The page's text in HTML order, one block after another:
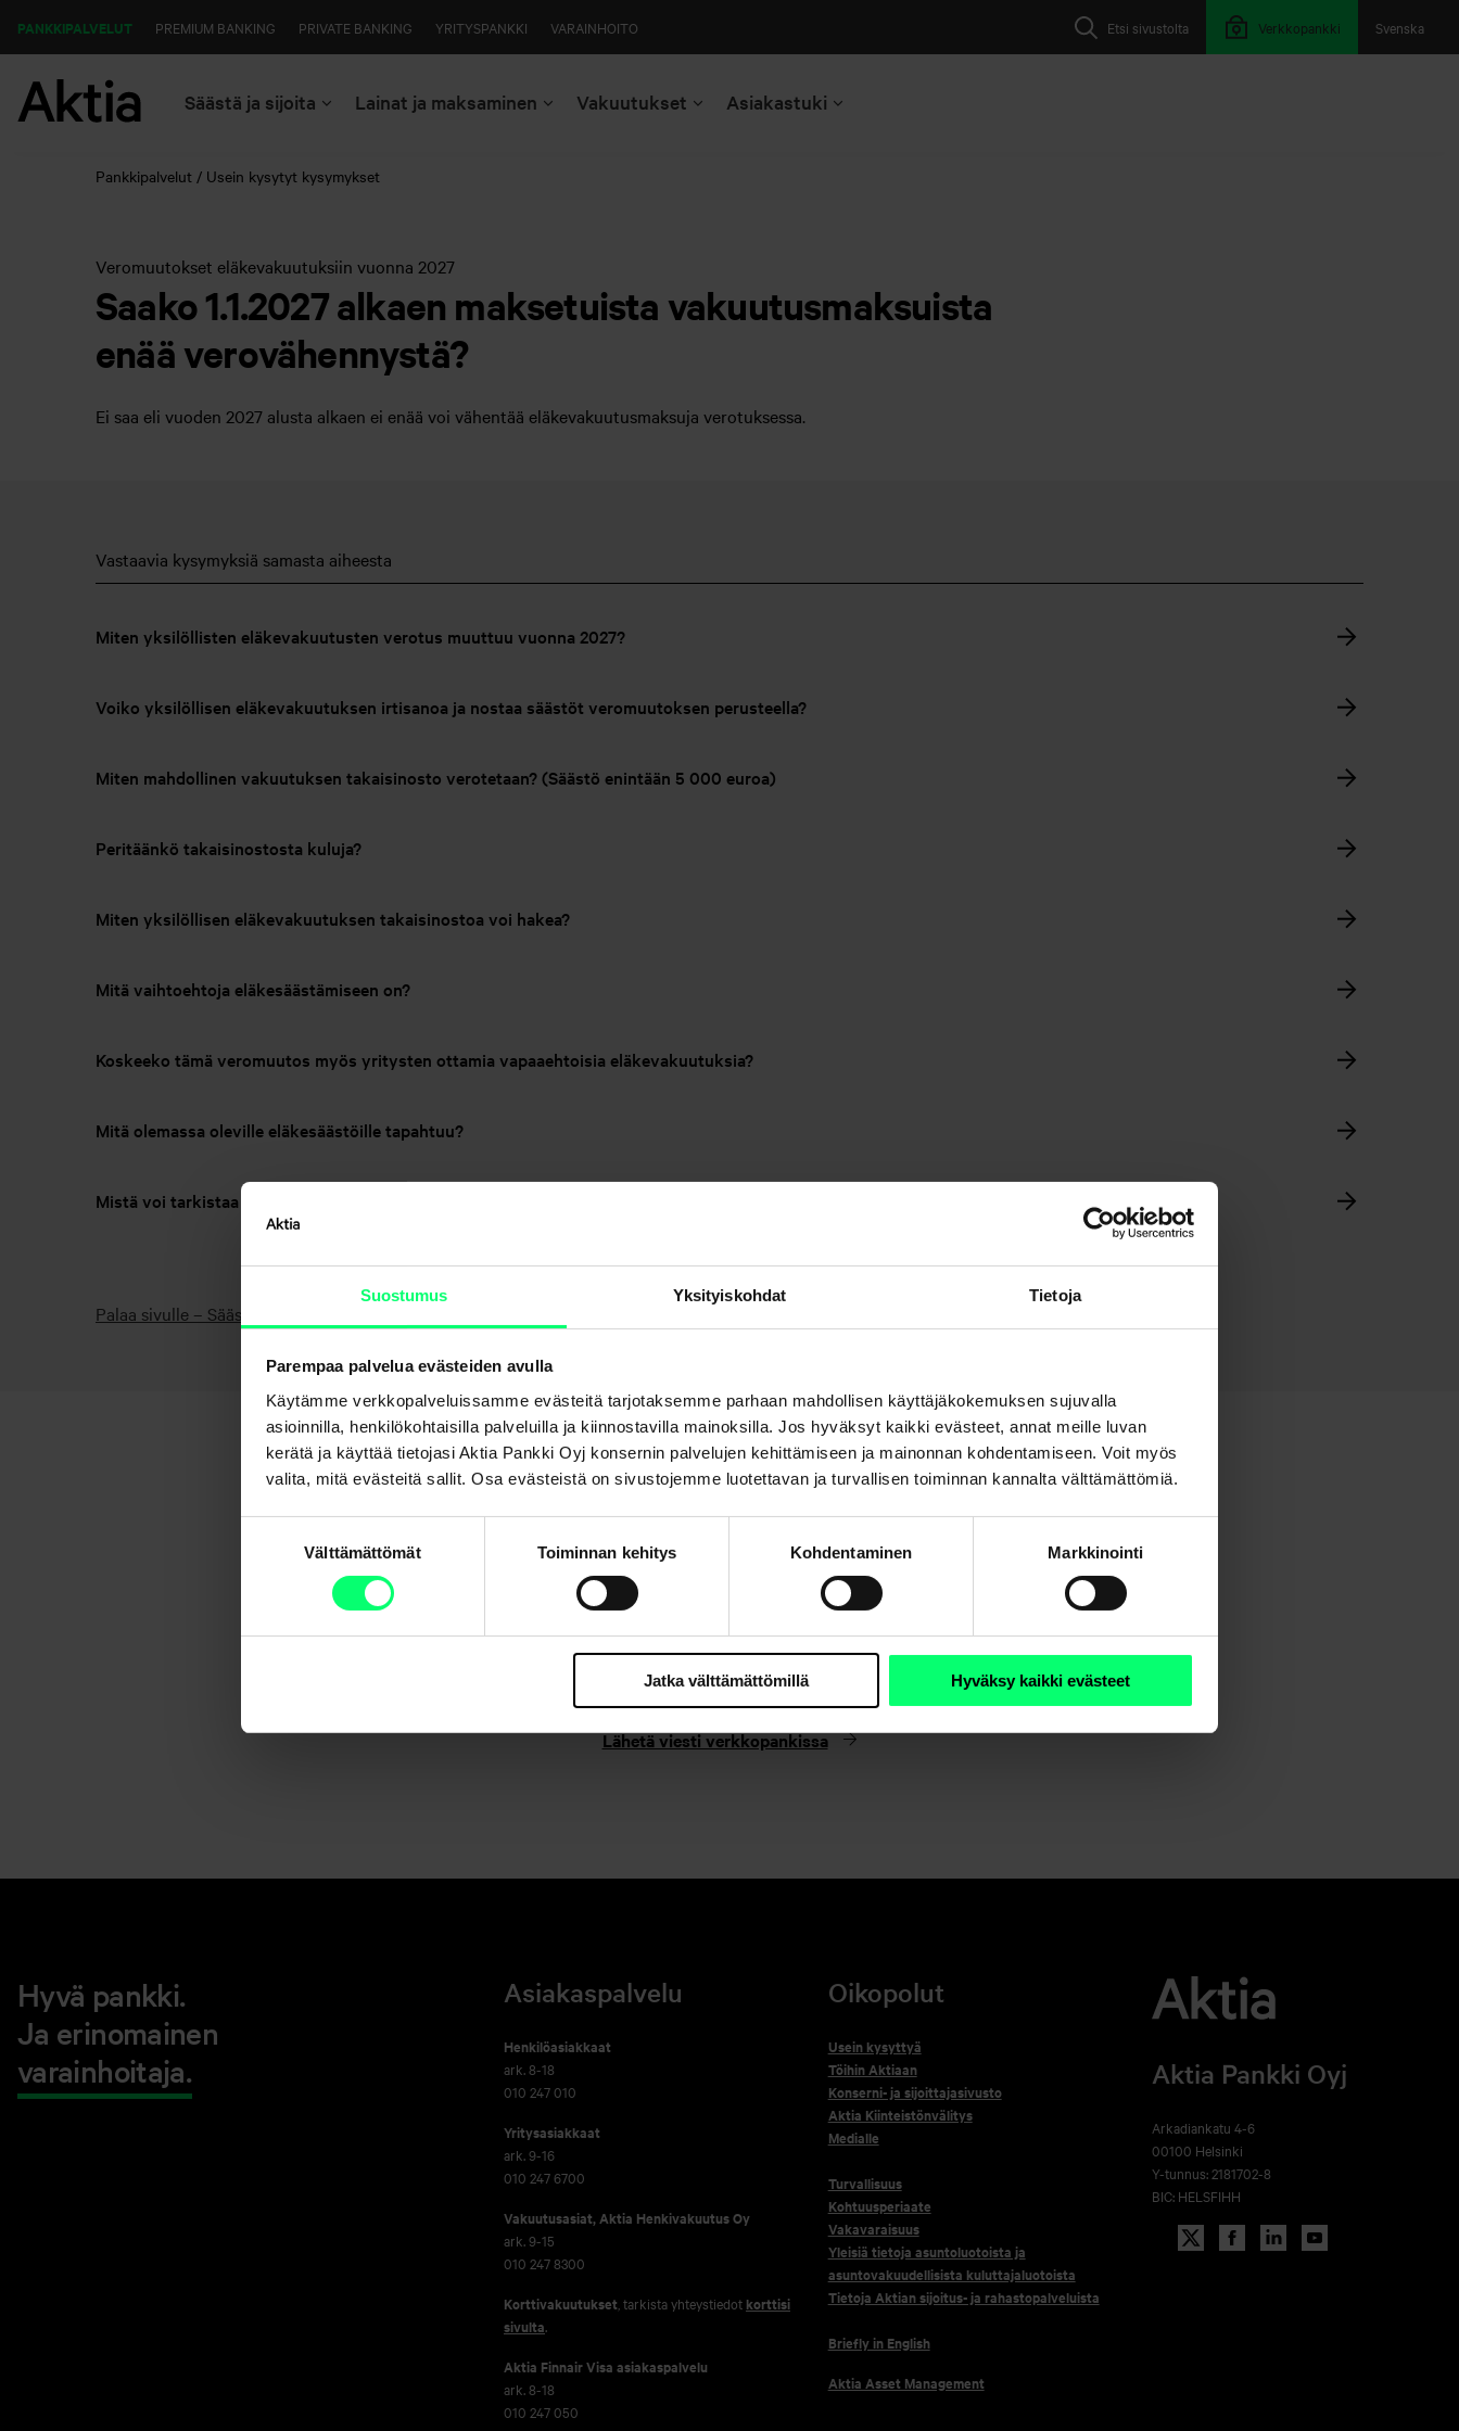
Suostumus Yksityiskohdat Tietoja
Parempaa palvelua evästeiden avulla
Käytämme verkkopalveluissamme evästeitä tarjotaksemme parhaan mahdollisen käyttäjäkokemuksen sujuvalla
asioinnilla, henkilökohtaisilla palveluilla ja kiinnostavilla mainoksilla. Jos hyväksyt kaikki evästeet, annat meille luvan
kerätä ja käyttää tietojasi Aktia Pankki Oyj konsernin palvelujen kehittämiseen ja mainonnan kohdentamiseen. Voit myös
valita, mitä evästeitä sallit. Osa evästeistä on sivustojemme luotettavan ja turvallisen toiminnan kannalta välttämättömiä.
Välttämättömät Toiminnan kehitys Kohdentaminen Markkinointi
Jatka välttämättömillä Hyväksy kaikki evästeet
Svenska
Etsi sivustolta Verkkopankki
PANKKIPALVELUT PREMIUM BANKING PRIVATE BANKING YRITYSPANKKI VARAINHOITO
Säästä ja sijoita Lainat ja maksaminen Vakuutukset Asiakastuki
Pankkipalvelut Usein kysytyt kysymykset
Veromuutokset eläkevakuutuksiin vuonna 2027
Saako 1.1.2027 alkaen maksetuista vakuutusmaksuista
enää verovähennystä?
Ei saa eli vuoden 2027 alusta alkaen ei enää voi vähentää eläkevakuutusmaksuja verotuksessa.
Vastaavia kysymyksiä samasta aiheesta
Miten yksilöllisten eläkevakuutusten verotus muuttuu vuonna 2027?
Voiko yksilöllisen eläkevakuutuksen irtisanoa ja nostaa säästöt veromuutoksen perusteella?
Miten mahdollinen vakuutuksen takaisinosto verotetaan? (Säästö enintään 5 000 euroa)
Peritäänkö takaisinostosta kuluja?
Miten yksilöllisen eläkevakuutuksen takaisinostoa voi hakea?
Mitä vaihtoehtoja eläkesäästämiseen on?
Koskeeko tämä veromuutos myös yritysten ottamia vapaaehtoisia eläkevakuutuksia?
Mitä olemassa oleville eläkesäästöille tapahtuu?
Mistä voi tarkistaa eläkevakuutuksen tilanteen?
Palaa sivulle – Säästäminen ja sijoittaminen
Etkö löydä etsimääsi?
Asiakaspalvelu
Lähetä viesti verkkopankissa
Hyvä pankki.
Ja erinomainen
varainhoitaja.
Asiakaspalvelu
Henkilöasiakkaat
ark. 8-18
010 247 010
Yritysasiakkaat
ark. 9-16
010 247 6700
Vakuutusasiat, Aktia Henkivakuutus Oy
ark. 9-15
010 247 8300
Korttivakuutukset , tarkista yhteystiedot korttisi
sivulta.
Aktia Finnair Visa asiakaspalvelu
ark. 8-18
010 247 050
Oikopolut
Usein kysyttyä
Töihin Aktiaan
Konserni- ja sijoittajasivusto
Aktia Kiinteistönvälitys
Medialle
Turvallisuus
Kohtuusperiaate
Vakavaraisuus
Yleisiä tietoja asuntoluotoista ja
asuntovakuudellisista kuluttajaluotoista
Tietoja Aktian sijoitus- ja rahastopalveluista
Briefly in English
Aktia Asset Management
Aktia Pankki Oyj
Arkadiankatu 4-6
00100 Helsinki
Y-tunnus: 2181702-8
BIC: HELSFIHH